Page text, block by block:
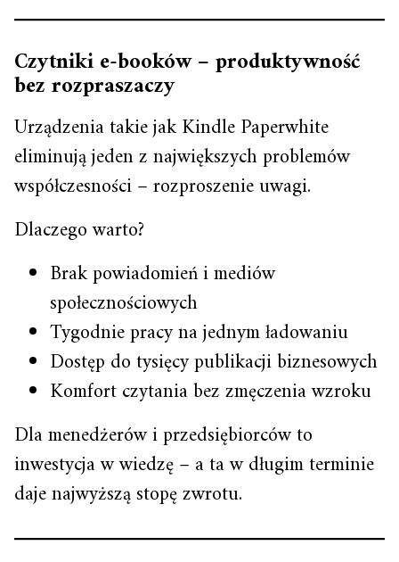
Czytniki e-booków – produktywność
bez rozpraszaczy
Urządzenia takie jak Kindle Paperwhite
eliminują jeden z największych problemów
współczesności – rozproszenie uwagi.
Dlaczego warto?
Brak powiadomień i mediów
społecznościowych
Tygodnie pracy na jednym ładowaniu
Dostęp do tysięcy publikacji biznesowych
Komfort czytania bez zmęczenia wzroku
Dla menedżerów i przedsiębiorców to
inwestycja w wiedzę – a ta w długim terminie
daje najwyższą stopę zwrotu.